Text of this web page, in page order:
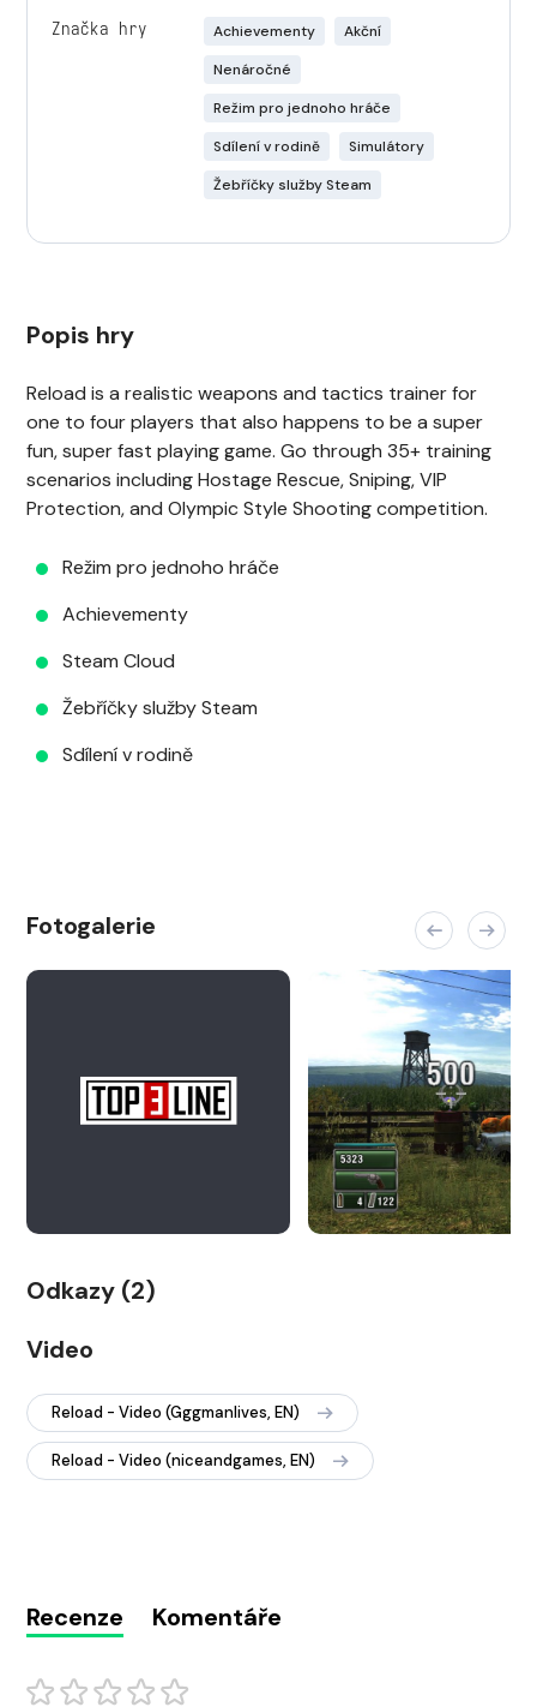
Značka hry Achievementy
Akční
Nenáročné
Režim pro jednoho hráče
Sdílení v rodině
Simulátory
Žebříčky služby Steam
Popis hry
Reload is a realistic weapons and tactics trainer for
one to four players that also happens to be a super
fun, super fast playing game. Go through 35+ training
scenarios including Hostage Rescue, Sniping, VIP
Protection, and Olympic Style Shooting competition.
Režim pro jednoho hráče
Achievementy
Steam Cloud
Žebříčky služby Steam
Sdílení v rodině
Fotogalerie
Odkazy (2)
Video
Reload - Video (Gggmanlives, EN)
Reload - Video (niceandgames, EN)
Recenze Komentáře